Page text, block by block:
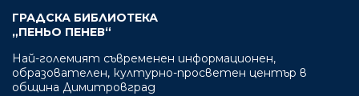
ГРАДСКА БИБЛИОТЕКА
„ПЕНЬО ПЕНЕВ“
Най-големият съвременен информационен,
образователен, културно-просветен център в
община Димитровград